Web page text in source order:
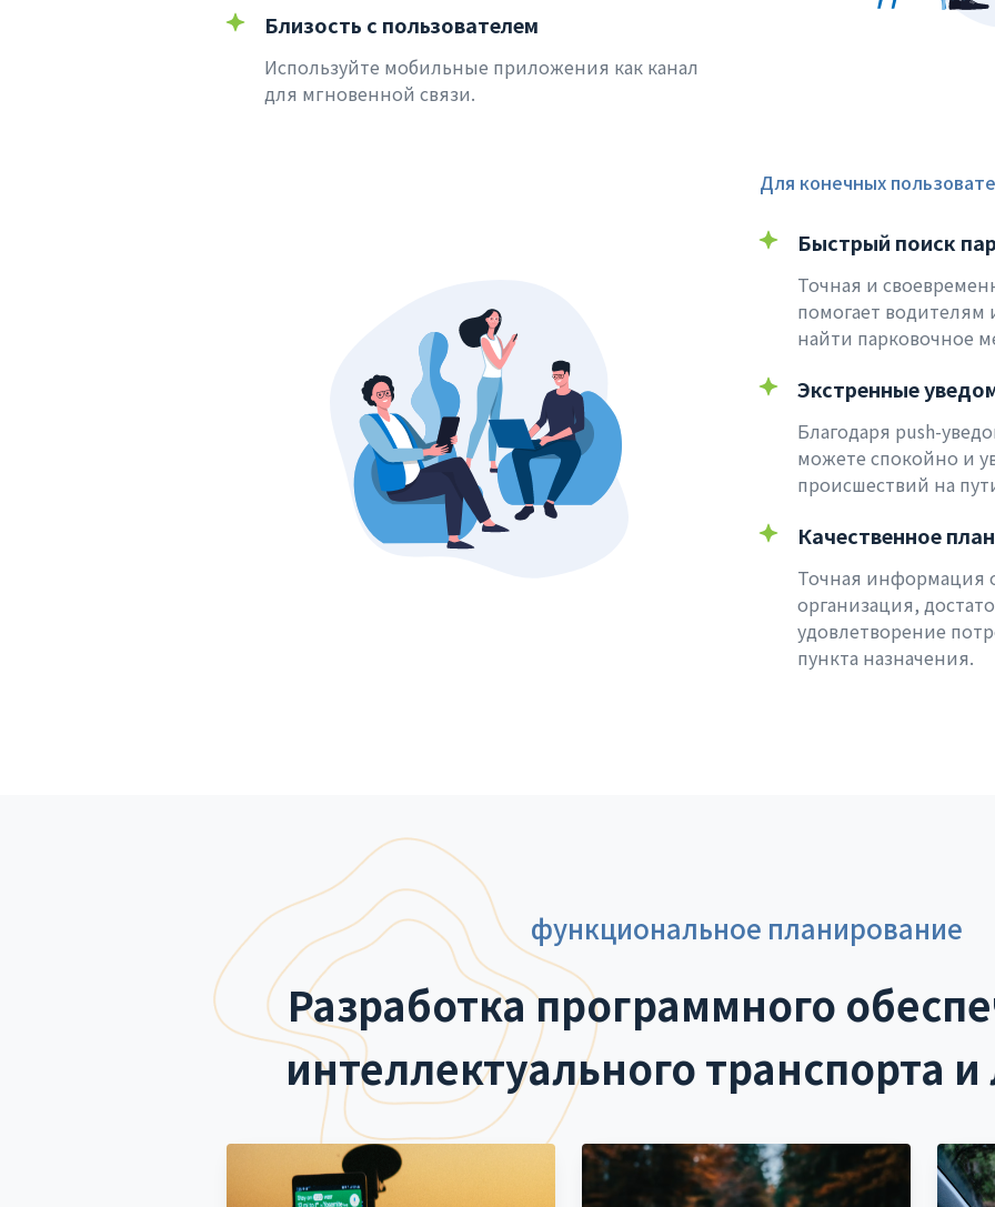
Близость с пользователем
Используйте мобильные приложения как канал
для мгновенной связи.
Для конечных
Быстрый поиск
Точная и
помогает
найти парковочное
Экстренные
Благодаря push-
можете спокойно и
происшествий на
Качественное
Точная информация
организация,
удовлетворение
пункта назначения.
функциональное планирование
Разработка программного
интеллектуального транспорта